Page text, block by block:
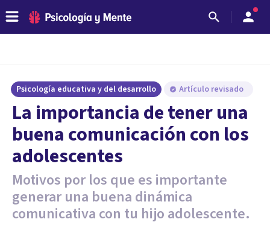
Psicología educativa y del desarrollo Artículo revisado
La importancia de tener una
buena comunicación con los
adolescentes
Motivos por los que es importante
generar una buena dinámica
comunicativa con tu hijo adolescente.